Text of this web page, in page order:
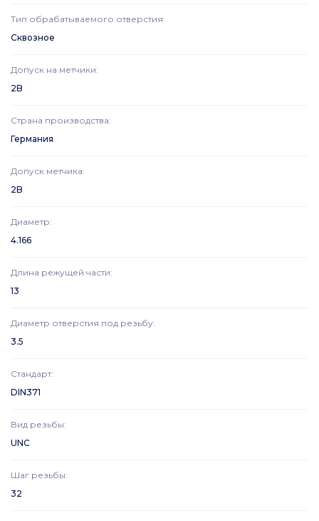
Тип обрабатываемого отверстия:
Сквозное
Допуск на метчики:
2B
Страна производства:
Германия
Допуск метчика:
2B
Диаметр:
4.166
Длина режущей части:
13
Диаметр отверстия под резьбу:
3.5
Стандарт:
DIN371
Вид резьбы:
UNC
Шаг резьбы:
32